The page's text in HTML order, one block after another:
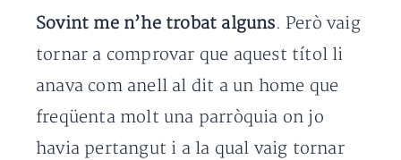
Sovint me n’he trobat alguns. Però vaig
tornar a comprovar que aquest títol li
anava com anell al dit a un home que
freqüenta molt una parròquia on jo
havia pertangut i a la qual vaig tornar